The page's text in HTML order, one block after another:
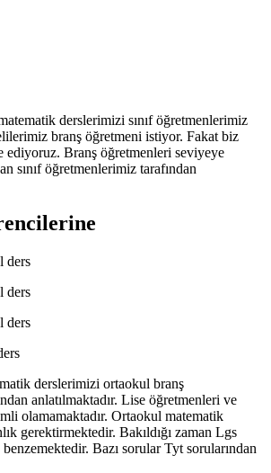
derslerimizi sınıf öğretmenlerimiz
branş öğretmeni istiyor. Fakat biz
ediyoruz. Branş öğretmenleri seviyeye
sınıf öğretmenlerimiz tarafından
ders
ders
ders
derslerimizi ortaokul branş
anlatılmaktadır. Lise öğretmenleri ve
olamamaktadır. Ortaokul matematik
gerektirmektedir. Bakıldığı zaman Lgs
Bazı sorular Tyt sorularından